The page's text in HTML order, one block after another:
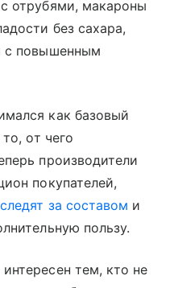
отрубями, макароны
без сахара,
с повышенным
как базовый
от чего
производители
покупателей,
следят за составом и
пользу.
тем, кто не